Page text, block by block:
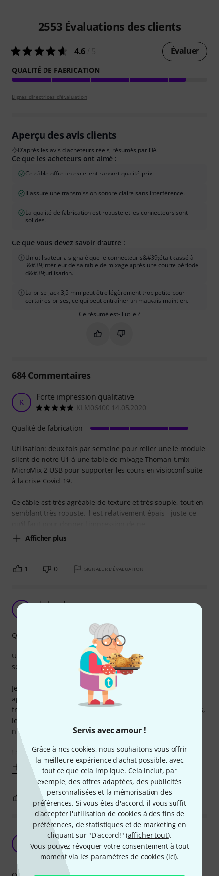
Servis avec amour !
Grâce à nos cookies, nous souhaitons vous offrir
la meilleure expérience d'achat possible, avec
tout ce que cela implique. Cela inclut, par
exemple, des offres adaptées, des publicités
personnalisées et la mémorisation des
préférences. Si vous êtes d'accord, il vous suffit
d'accepter l'utilisation de cookies à des fins de
préférences, de statistiques et de marketing en
cliquant sur "D'accord!" (afficher tout).
Vous pouvez révoquer votre consentement à tout
moment via les paramètres de cookies (ici).
2553 Évaluations des clients
4.6 Évaluer
QUALITÉ DE FABRICATION
Lignes directrices d'évaluation
Aperçu des avis clients
D'après les avis d'acheteurs réels, résumés par l'IA
Ce que les acheteurs ont aimé :
Ce câble offre un excellent rapport qualité-prix.
Il assure une transmission sonore claire sans interférence.
La qualité de fabrication est robuste et les connecteurs sont
solides.
Ce que vous devez savoir d'autre :
Un utilisateur a signalé que le connecteur s&#39;était cassé à
l&#39;intérieur de sa table de mixage après une courte période
d&#39;utilisation.
La prise jack 3,5 mm peut être légèrement trop petite pour
certaines prises, ce qui peut entraîner un mauvais maintien.
Ce résumé est-il utile ?
Marquer ce résumé comme utile
Marquer ce résumé comme
684Commentaires
K Forte impression qualitative
KLM06400 14.05.2020
Utilisation: deux fois par semaine pour relier une le module
silent de notre U1 à une table de mixage Thoman t.mix
MicroMix 2 USB pour supporter les cours en visioconf suite
à la crise Covid-19.
Ce câble est très agréable de texture et très souple, tout en
semblant très robuste. Il est relativement épais - juste ce
Afficher plus
Qualité de fabrication
1 0 SIGNALER L'ÉVALUATION
du bon !
Usage : Connexion entre synthés / boîtes à rythmes / carte
son
Je l’utilise depuis plusieurs semaines pour relier différents
appareils (synthés, boîtes à rythmes, interface audio), et
franchement, rien à redire. Les connecteurs sont bien fixés,
le câble ne fait pas cheap malgré le prix. Le signal passe
nickel, pas de souffle ni de perte de niveau.
Afficher plus
Qualité de fabrication
0
Bon cable, bien mieux que celles des enseignes
non spécialisées
boulbiz 22.11.2021